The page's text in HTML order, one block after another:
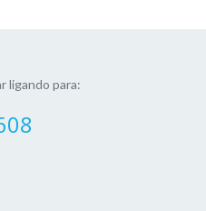
ligando para: